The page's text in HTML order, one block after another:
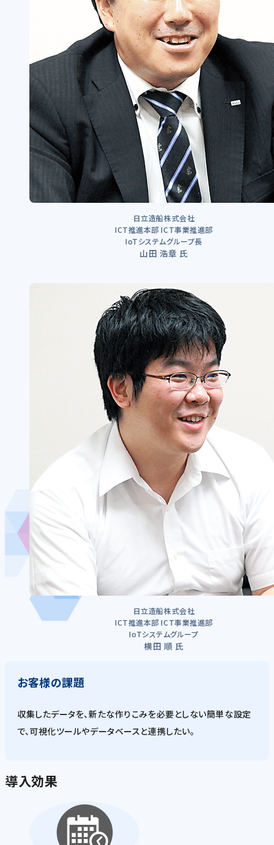
日立造船株式会社
ICT推進本部 ICT事業推進部
IoTシステムグループ長
山田 浩章 氏
日立造船株式会社
ICT推進本部 ICT事業推進部
IoTシステムグループ
横田 順 氏
お客様の課題
収集したデータを、新たな作りこみを必要としない簡単な設定
で、可視化ツールやデータベースと連携したい。
導入効果